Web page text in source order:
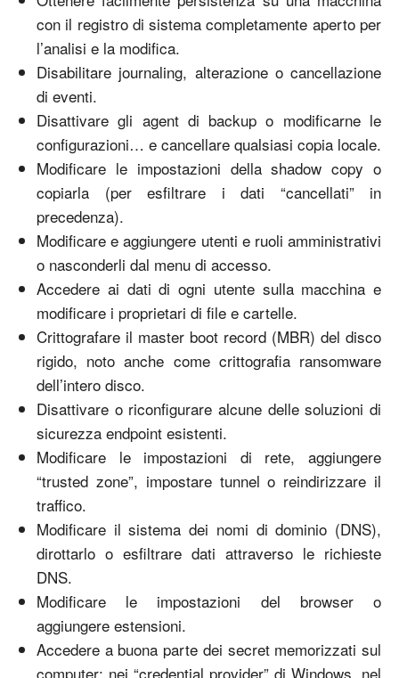
con il registro di sistema completamente aperto per
l’analisi e la modifica.
Disabilitare journaling, alterazione o cancellazione
di eventi.
Disattivare gli agent di backup o modificarne le
configurazioni… e cancellare qualsiasi copia locale.
Modificare le impostazioni della shadow copy o
copiarla (per esfiltrare i dati “cancellati” in
precedenza).
Modificare e aggiungere utenti e ruoli amministrativi
o nasconderli dal menu di accesso.
Accedere ai dati di ogni utente sulla macchina e
modificare i proprietari di file e cartelle.
Crittografare il master boot record (MBR) del disco
rigido, noto anche come crittografia ransomware
dell’intero disco.
Disattivare o riconfigurare alcune delle soluzioni di
sicurezza endpoint esistenti.
Modificare le impostazioni di rete, aggiungere
“trusted zone”, impostare tunnel o reindirizzare il
traffico.
Modificare il sistema dei nomi di dominio (DNS),
dirottarlo o esfiltrare dati attraverso le richieste
DNS.
Modificare le impostazioni del browser o
aggiungere estensioni.
Accedere a buona parte dei secret memorizzati sul
computer: nei “credential provider” di Windows, nel